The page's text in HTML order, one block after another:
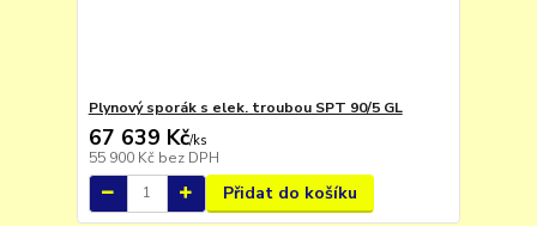
Plynový sporák s elek. troubou SPT 90/5 GL
67 639 Kč/ks
55 900 Kč bez DPH
Přidat do košíku